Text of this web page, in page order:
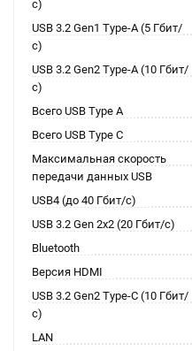
с)
USB 3.2 Gen1 Type-A (5 Гбит/
с)
USB 3.2 Gen2 Type-A (10 Гбит/
с)
Всего USB Type A
Всего USB Type C
Максимальная скорость
передачи данных USB
USB4 (до 40 Гбит/с)
USB 3.2 Gen 2x2 (20 Гбит/с)
Bluetooth
Версия HDMI
USB 3.2 Gen2 Type-C (10 Гбит/
с)
LAN